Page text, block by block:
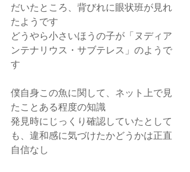
だいたところ、背びれに眼状班が見れ
たようです
どうやら小さいほうの子が「ヌディア
ンテナリウス・サブテレス」のようで
す
僕自身この魚に関して、ネット上で見
たことある程度の知識
発見時にじっくり確認していたとして
も、違和感に気づけたかどうかは正直
自信なし